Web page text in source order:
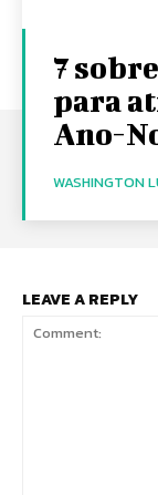
7
para
Ano-
WASHINGTON
LEAVE A REPLY